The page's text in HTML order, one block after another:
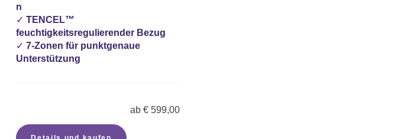
n
✓TENCEL™
feuchtigkeitsregulierender Bezug
✓7-Zonen für punktgenaue
Unterstützung
ab € 599,00